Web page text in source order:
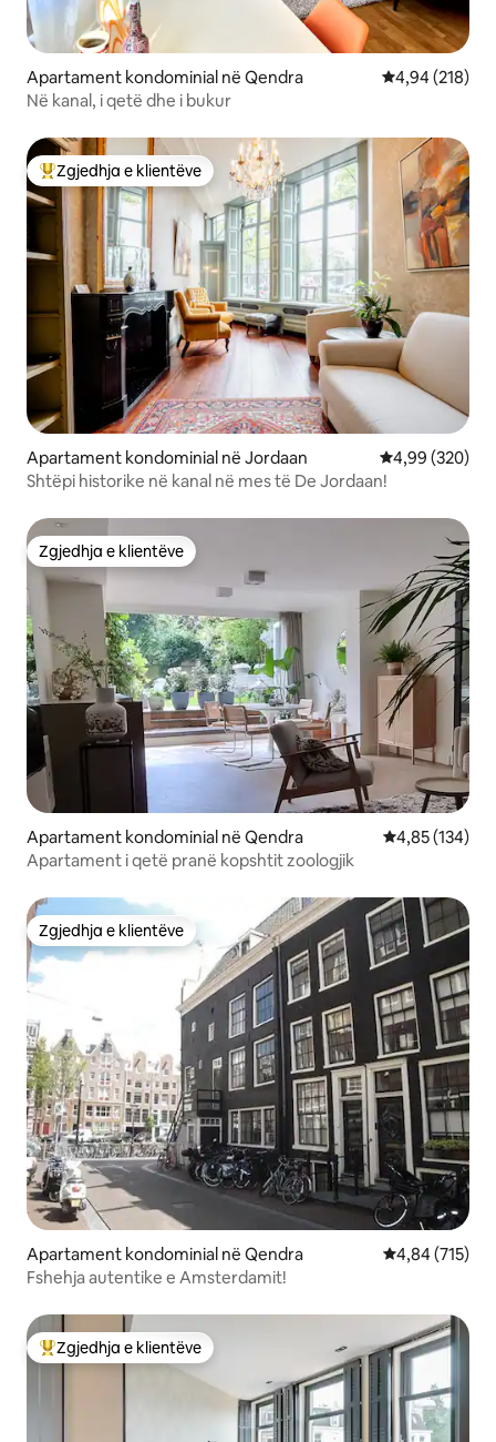
Apartament kondominial në Qendra Vlerësimi
4,94 (218)
Në kanal, i qetë dhe i bukur
Më të mirat e zgjedhjeve të klientëve
Zgjedhja e klientëve
Apartament kondominial në Jordaan Vlerësimi
4,99 (320)
Shtëpi historike në kanal në mes të De Jordaan!
Zgjedhja e klientëve
Zgjedhja e klientëve
Apartament kondominial në Qendra Vlerësimi
4,85 (134)
Apartament i qetë pranë kopshtit zoologjik
Zgjedhja e klientëve
Zgjedhja e klientëve
Apartament kondominial në Qendra Vlerësimi
4,84 (715)
Fshehja autentike e Amsterdamit!
Më të mirat e zgjedhjeve të klientëve
Zgjedhja e klientëve